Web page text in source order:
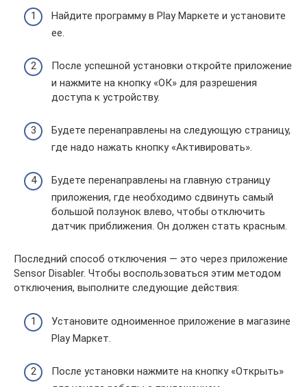
Найдите программу в Play Маркете и установите
ее.
После успешной установки откройте приложение
и нажмите на кнопку «ОК» для разрешения
доступа к устройству.
Будете перенаправлены на следующую страницу,
где надо нажать кнопку «Активировать».
Будете перенаправлены на главную страницу
приложения, где необходимо сдвинуть самый
большой ползунок влево, чтобы отключить
датчик приближения. Он должен стать красным.
Последний способ отключения — это через приложение
Sensor Disabler. Чтобы воспользоваться этим методом
отключения, выполните следующие действия:
Установите одноименное приложение в магазине
Play Маркет.
После установки нажмите на кнопку «Открыть»